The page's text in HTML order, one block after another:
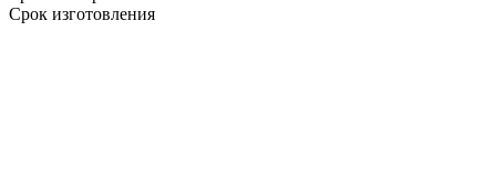
Срок изготовления